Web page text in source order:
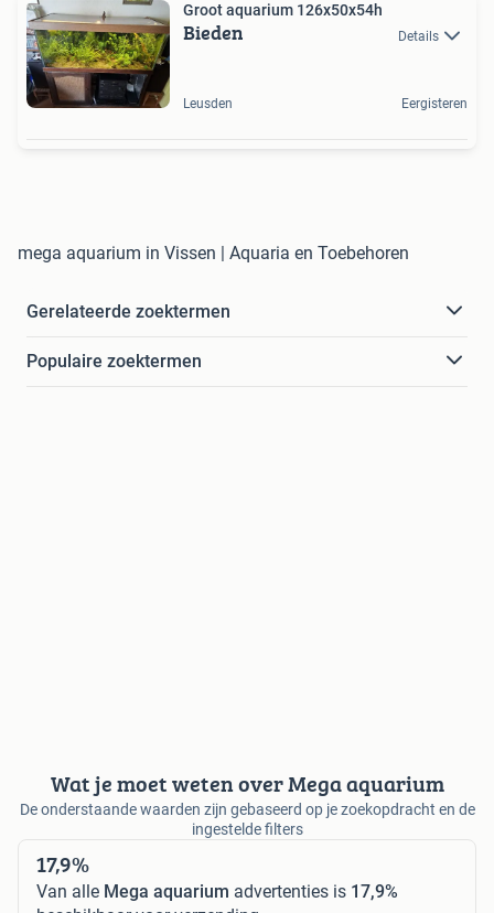
Groot aquarium 126x50x54h
Bieden Details
Leusden Eergisteren
mega aquarium in Vissen | Aquaria en Toebehoren
Gerelateerde zoektermen
Populaire zoektermen
Wat je moet weten over Mega aquarium
De onderstaande waarden zijn gebaseerd op je zoekopdracht en de
ingestelde filters
17,9%
Van alle Mega aquarium advertenties is 17,9%